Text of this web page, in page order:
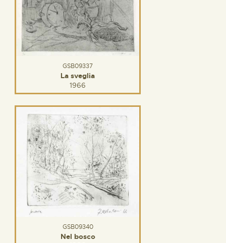
GSB09337
La sveglia
1966
GSB09340
Nel bosco